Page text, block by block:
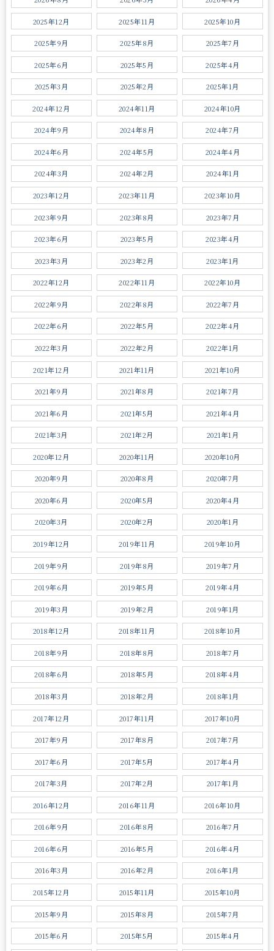
2025年12月 2025年11月 2025年10月
2025年9月 2025年8月 2025年7月
2025年6月 2025年5月 2025年4月
2025年3月 2025年2月 2025年1月
2024年12月 2024年11月 2024年10月
2024年9月 2024年8月 2024年7月
2024年6月 2024年5月 2024年4月
2024年3月 2024年2月 2024年1月
2023年12月 2023年11月 2023年10月
2023年9月 2023年8月 2023年7月
2023年6月 2023年5月 2023年4月
2023年3月 2023年2月 2023年1月
2022年12月 2022年11月 2022年10月
2022年9月 2022年8月 2022年7月
2022年6月 2022年5月 2022年4月
2022年3月 2022年2月 2022年1月
2021年12月 2021年11月 2021年10月
2021年9月 2021年8月 2021年7月
2021年6月 2021年5月 2021年4月
2021年3月 2021年2月 2021年1月
2020年12月 2020年11月 2020年10月
2020年9月 2020年8月 2020年7月
2020年6月 2020年5月 2020年4月
2020年3月 2020年2月 2020年1月
2019年12月 2019年11月 2019年10月
2019年9月 2019年8月 2019年7月
2019年6月 2019年5月 2019年4月
2019年3月 2019年2月 2019年1月
2018年12月 2018年11月 2018年10月
2018年9月 2018年8月 2018年7月
2018年6月 2018年5月 2018年4月
2018年3月 2018年2月 2018年1月
2017年12月 2017年11月 2017年10月
2017年9月 2017年8月 2017年7月
2017年6月 2017年5月 2017年4月
2017年3月 2017年2月 2017年1月
2016年12月 2016年11月 2016年10月
2016年9月 2016年8月 2016年7月
2016年6月 2016年5月 2016年4月
2016年3月 2016年2月 2016年1月
2015年12月 2015年11月 2015年10月
2015年9月 2015年8月 2015年7月
2015年6月 2015年5月 2015年4月